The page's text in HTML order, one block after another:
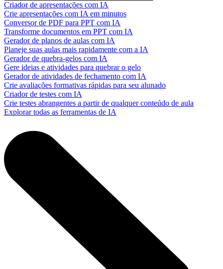
Criador de apresentações com IA
Crie apresentações com IA em minutos
Conversor de PDF para PPT com IA
Transforme documentos em PPT com IA
Gerador de planos de aulas com IA
Planeje suas aulas mais rapidamente com a IA
Gerador de quebra-gelos com IA
Gere ideias e atividades para quebrar o gelo
Gerador de atividades de fechamento com IA
Crie avaliações formativas rápidas para seu alunado
Criador de testes com IA
Crie testes abrangentes a partir de qualquer conteúdo de aula
Explorar todas as ferramentas de IA